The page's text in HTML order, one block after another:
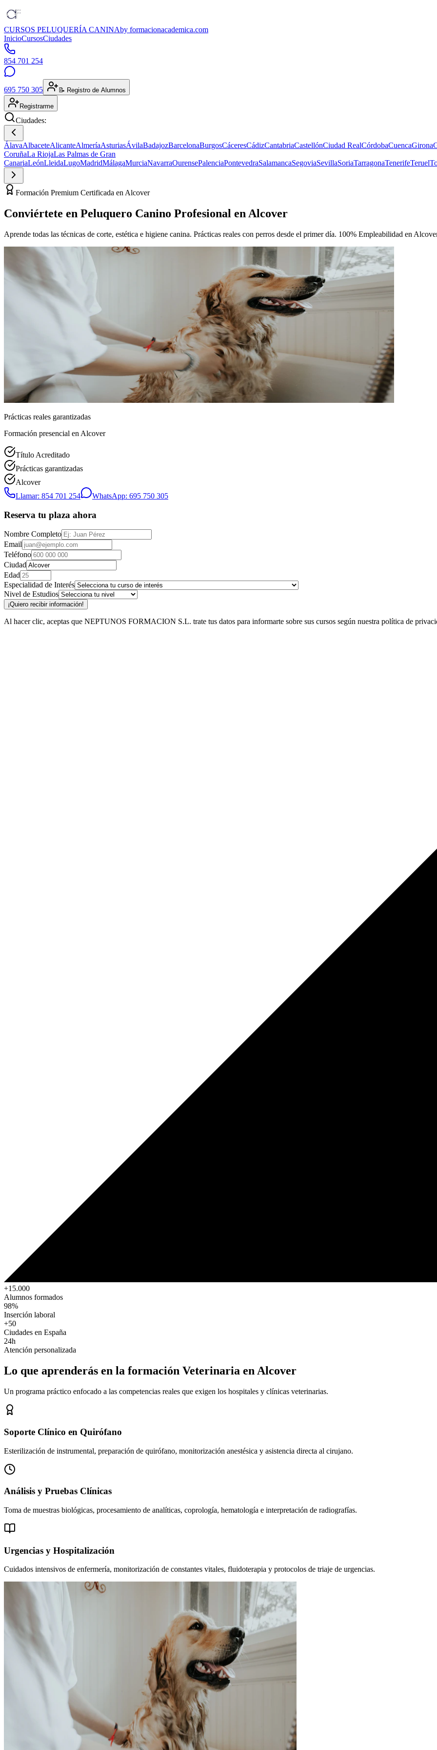
CURSOS PELUQUERÍA CANINAby formacionacademica.com
InicioCursosCiudades
854 701 254
695 750 305 📝 Registro de Alumnos
Registrarme
Ciudades:
ÁlavaAlbaceteAlicanteAlmeríaAsturiasÁvilaBadajozBarcelonaBurgosCáceresCádizCantabriaCastellónCiudad RealCórdobaCuencaGirona
CoruñaLa RiojaLas Palmas de Gran
CanariaLeónLleidaLugoMadridMálagaMurciaNavarraOurensePalenciaPontevedraSalamancaSegoviaSevillaSoriaTarragonaTenerifeTeruel
Formación Premium Certificada en Alcover
Conviértete en Peluquero Canino Profesional en Alcover
Aprende todas las técnicas de corte, estética e higiene canina. Prácticas reales con perros desde el primer día. 100% Empleabilidad en
Prácticas reales garantizadas
Formación presencial en Alcover
Título Acreditado
Prácticas garantizadas
Alcover
Llamar: 854 701 254
WhatsApp: 695 750 305
Reserva tu plaza ahora
Nombre Completo
Email
Teléfono
Ciudad
Edad
Especialidad de Interés
Nivel de Estudios
¡Quiero recibir información!
Al hacer clic, aceptas que NEPTUNOS FORMACION S.L. trate tus datos para informarte sobre sus cursos según nuestra política de
+15.000
Alumnos formados
98%
Inserción laboral
+50
Ciudades en España
24h
Atención personalizada
Lo que aprenderás en la formación Veterinaria en Alcover
Un programa práctico enfocado a las competencias reales que exigen los hospitales y clínicas veterinarias.
Soporte Clínico en Quirófano
Esterilización de instrumental, preparación de quirófano, monitorización anestésica y asistencia directa al cirujano.
Análisis y Pruebas Clínicas
Toma de muestras biológicas, procesamiento de analíticas, coprología, hematología e interpretación de radiografías.
Urgencias y Hospitalización
Cuidados intensivos de enfermería, monitorización de constantes vitales, fluidoterapia y protocolos de triaje de urgencias.